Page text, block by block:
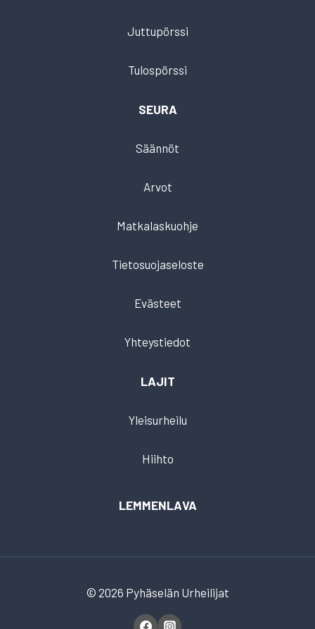
Juttupörssi
Tulospörssi
SEURA
Säännöt
Arvot
Matkalaskuohje
Tietosuojaseloste
Evästeet
Yhteystiedot
LAJIT
Yleisurheilu
Hiihto
LEMMENLAVA
© 2026 Pyhäselän Urheilijat